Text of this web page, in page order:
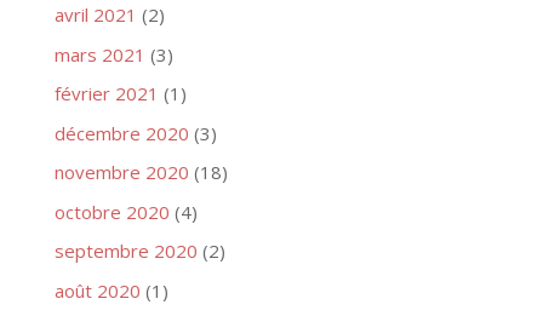
avril 2021 (2)
mars 2021 (3)
février 2021 (1)
décembre 2020 (3)
novembre 2020 (18)
octobre 2020 (4)
septembre 2020 (2)
août 2020 (1)